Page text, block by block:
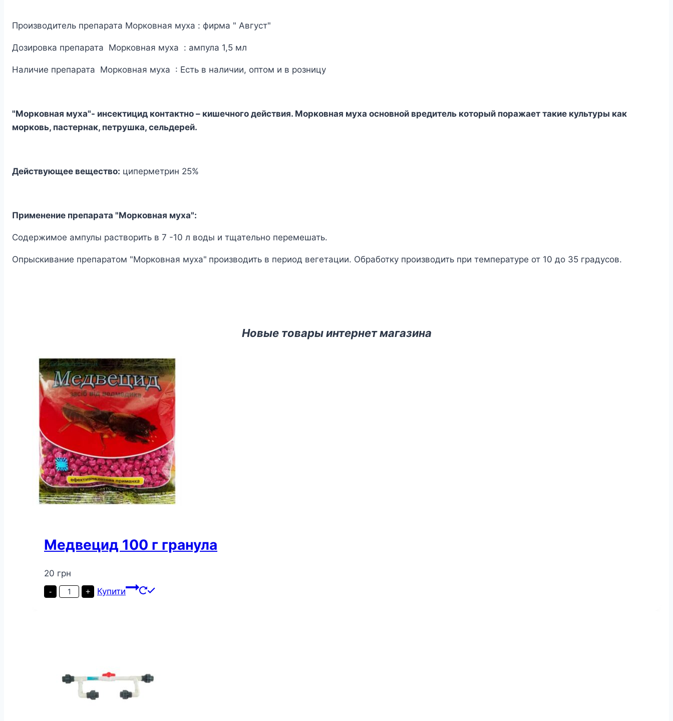
Производитель препарата Морковная муха : фирма " Август"
Дозировка препарата Морковная муха : ампула 1,5 мл
Наличие препарата Морковная муха : Есть в наличии, оптом и в розницу
"Морковная муха"- инсектицид контактно – кишечного действия. Морковная муха основной вредитель который поражает такие культуры как
морковь, пастернак, петрушка, сельдерей.
Действующее вещество: циперметрин 25%
Применение препарата "Морковная муха":
Содержимое ампулы растворить в 7 -10 л воды и тщательно перемешать.
Опрыскивание препаратом "Морковная муха" производить в период вегетации. Обработку производить при температуре от 10 до 35 градусов.
Новые товары интернет магазина
Медвецид 100 г гранула
20 грн
-
Медвецид
100
+ Купити